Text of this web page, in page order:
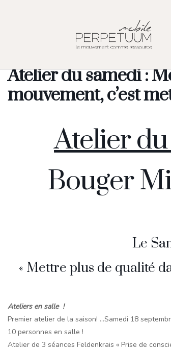
Atelier du samedi :
mouvement, c’est
Atelier
Bouger
Le
« Mettre plus de qualité
Ateliers en salle !
Premier atelier de la saison! …Samedi 18
10 personnes en salle !
Atelier de 3 séances Feldenkrais « Prise de